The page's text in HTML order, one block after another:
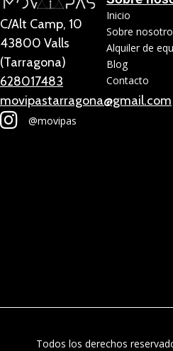
C/Alt Camp, 10
43800 Valls
(Tarragona)
628017483
movipastarragona@gmail.com
@movipas
Inicio
Sobre
Alquiler de
Blog
Contacto
Todos los derechos